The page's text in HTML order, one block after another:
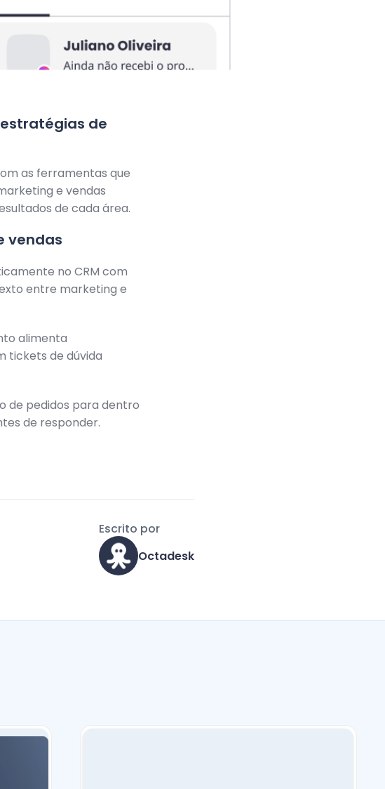
de
as ferramentas que
e vendas
de cada área.
vendas
no CRM com
entre marketing e
alimenta
tickets de dúvida
de pedidos para dentro
de responder.
Escrito por
Octadesk